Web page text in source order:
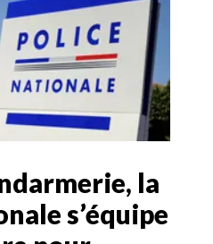
la
s’équipe